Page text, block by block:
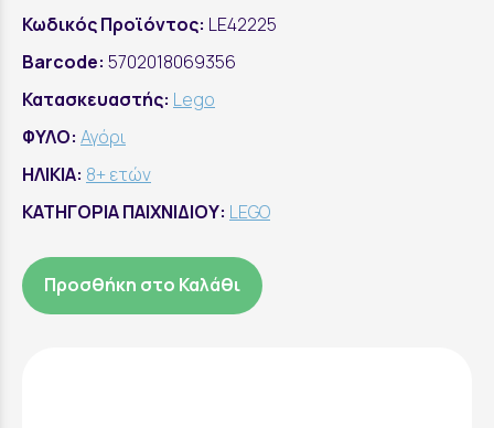
Κωδικός Προϊόντος: LE42225
Barcode: 5702018069356
Κατασκευαστής: Lego
ΦΥΛΟ: Αγόρι
ΗΛΙΚΙΑ: 8+ ετών
ΚΑΤΗΓΟΡΙΑ ΠΑΙΧΝΙΔΙΟΥ: LEGO
Προσθήκη στο Καλάθι